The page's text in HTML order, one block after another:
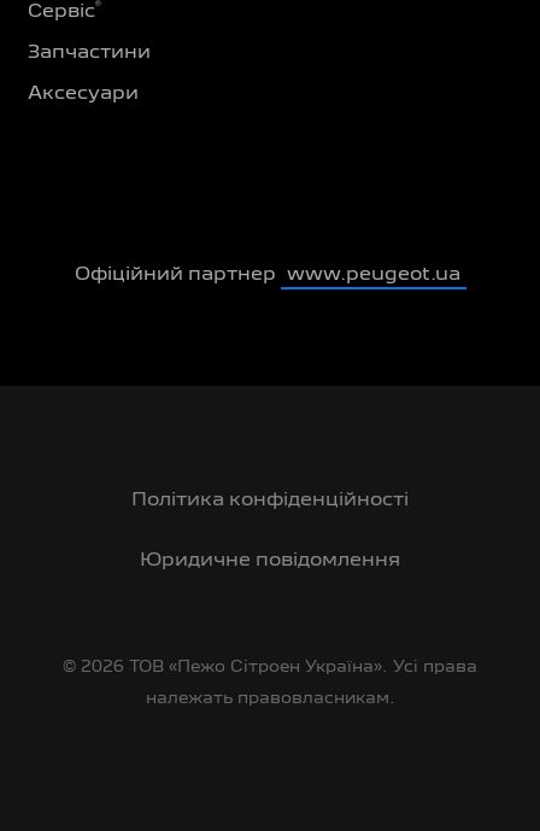
Сервіс®
Запчастини
Аксесуари
Офіційний партнер www.peugeot.ua
Політика конфіденційності
Юридичне повідомлення
© 2026 ТОВ «Пежо Сітроен Україна». Усі права
належать правовласникам.